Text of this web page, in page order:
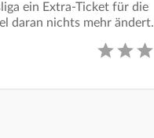
ein Extra-Ticket für die
daran nichts mehr ändert.